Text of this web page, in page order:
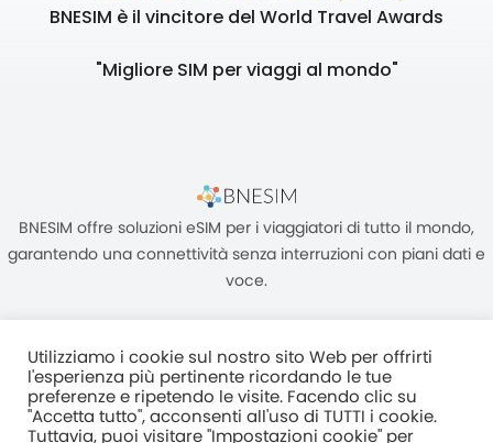
BNESIM è il vincitore del World Travel Awards
"Migliore SIM per viaggi al mondo"
BNESIM offre soluzioni eSIM per i viaggiatori di tutto il mondo,
garantendo una connettività senza interruzioni con piani dati e
voce.
Unità C, 8/F, King Palace Plaza, NO:55 King Yip Street, Kwun Tong,
Kowloon, HONG KONG
Utilizziamo i cookie sul nostro sito Web per offrirti
l'esperienza più pertinente ricordando le tue
preferenze e ripetendo le visite. Facendo clic su
"Accetta tutto", acconsenti all'uso di TUTTI i cookie.
Tuttavia, puoi visitare "Impostazioni cookie" per